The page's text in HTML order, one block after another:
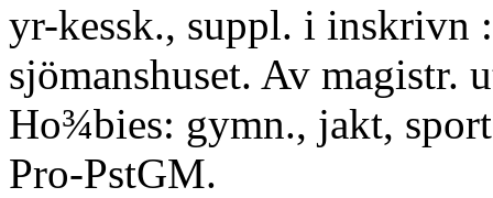
yr-kessk., suppl. i inskrivn
sjömanshuset. Av magistr.
Ho¾bies: gymn., jakt,
Pro-PstGM.